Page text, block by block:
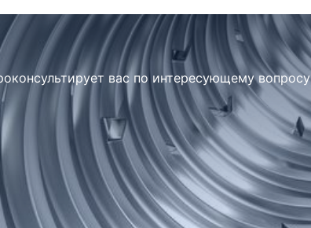
вас по интересующему вопросу